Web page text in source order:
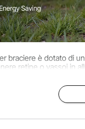
braciere è dotato di
retine o vassoi in